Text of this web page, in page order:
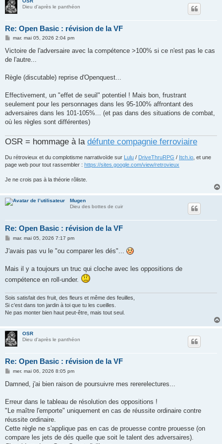
Dieu d'après le panthéon
Re: Open Basic : révision de la VF
M
s
a
mar. mai 05, 2026 2:04 pm
Victoire de l'adversaire avec la compétence >100% si ce n'est pas le cas
de l'autre...
Règle (discutable) reprise d'Openquest...
Effectivement, un "effet de seuil" potentiel ! Mais bon, frustrant
seulement pour les personnages dans les 95-100% affrontant des
adversaires dans les 101-105%... (et pas dans des situations de combat,
où les règles sont différentes)
OSR = hommage à la défunte compagnie ferroviaire
Du rétrovieux et du complotisme narrativoïde sur Lulu / DriveThruRPG / Itch.io , et une
page web pour tout rassembler : https://sites.google.com/view/retrovieux
Je ne crois pas à la théorie rôliste.
Mugen
Dieu des bottes de cuir
Re: Open Basic : révision de la VF
M
s
g
mar. mai 05, 2026 7:17 pm
J'avais pas vu le "ou comparer les dés"...
Mais il y a toujours un truc qui cloche avec les oppositions de
compétence en roll-under.
Sois satisfait des fruit, des fleurs et même des feuilles,
Si c'est dans ton jardin à toi que tu les cueilles.
Ne pas monter bien haut peut-être, mais tout seul.
OSR
Dieu d'après le panthéon
Re: Open Basic : révision de la VF
M
s
g
mer. mai 06, 2026 8:05 pm
Damned, j'ai bien raison de poursuivre mes rererelectures...
Erreur dans le tableau de résolution des oppositions !
"Le maître l'emporte" uniquement en cas de réussite ordinaire contre
réussite ordinaire.
Cette règle ne s'applique pas en cas de prouesse contre prouesse (on
compare les jets de dés quelle que soit le talent des adversaires).